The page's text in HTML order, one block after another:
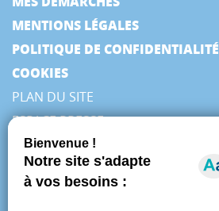
MENTIONS LÉGALES
POLITIQUE DE CONFIDENTIALITÉ
COOKIES
PLAN DU SITE
ESPACE PRESSE